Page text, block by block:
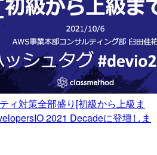
ィ対策全部盛り[初級から上級ま
2021 Decadeに登壇しま